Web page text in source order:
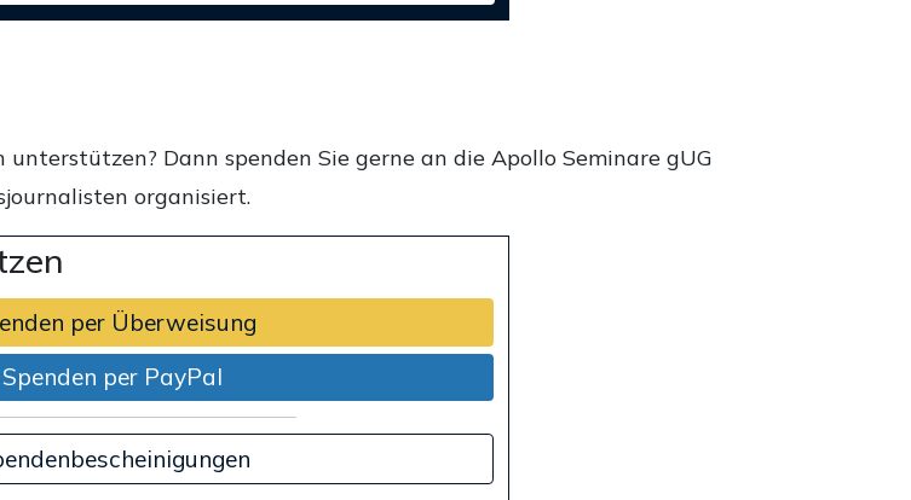
Dann spenden Sie gerne an die Apollo Seminare gUG
organisiert.
per Überweisung
Spenden per PayPal